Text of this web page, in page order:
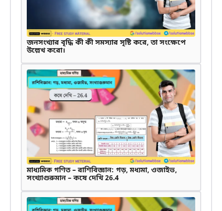
জনসংখ্যার বৃদ্ধি কী কী সমস্যার সৃষ্টি করে, তা সংক্ষেপে
উল্লেখ করো।
মাধ্যমিক গণিত – রাশিবিজ্ঞান: গড়, মধ্যমা, ওজাইভ,
সংখ্যাগুরুমান – কষে দেখি 26.4